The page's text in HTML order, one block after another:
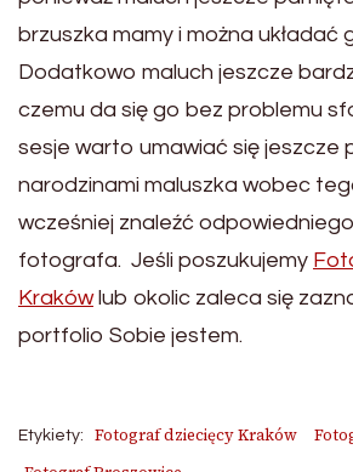
brzuszka mamy i można układać
Dodatkowo maluch jeszcze
czemu da się go bez problemu
sesje warto umawiać się jeszcze
narodzinami maluszka wobec
wcześniej znaleźć
fotografa. Jeśli poszukujemy
Krakówlub okolic zaleca się
portfolio Sobie jestem.
Etykiety: Fotograf dziecięcy Kraków